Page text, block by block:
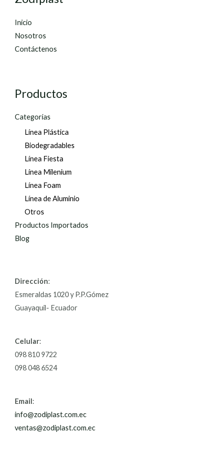
Inicio
Nosotros
Contáctenos
Productos
Categorías
Línea Plástica
Biodegradables
Línea Fiesta
Línea Milenium
Línea Foam
Línea de Aluminio
Otros
Productos Importados
Blog
Dirección:
Esmeraldas 1020 y P.P.Gómez
Guayaquil- Ecuador
Celular:
098 810 9722
098 048 6524
Email:
info@zodiplast.com.ec
ventas@zodiplast.com.ec